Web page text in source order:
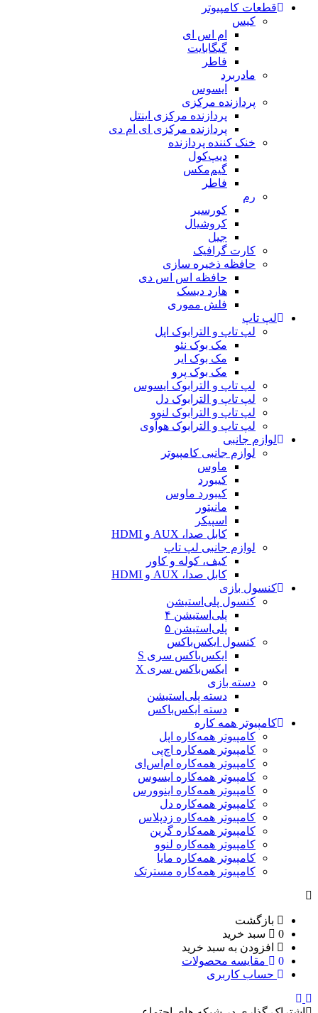
قطعات کامپیوتر
کیس
ام اس ای
گیگابایت
فاطر
مادربرد
ایسوس
پردازنده مرکزی
پردازنده مرکزی اینتل
پردازنده مرکزی ای ام دی
خنک کننده پردازنده
دیپ‌کول
گیم‌مکس
فاطر
رم
کورسیر
کروشیال
جیل
کارت گرافیک
حافظه ذخیره سازی
حافظه اس اس دی
هارد دیسک
فلش مموری
لپ تاپ
لپ تاپ و الترابوک اپل
مک بوک نئو
مک بوک ایر
مک بوک پرو
لپ تاپ و الترابوک ایسوس
لپ تاپ و الترابوک دل
لپ تاپ و الترابوک لنوو
لپ تاپ و الترابوک هوآوی
لوازم جانبی
لوازم جانبی کامپیوتر
ماوس
کیبورد
کیبورد ماوس
مانیتور
اسپیکر
کابل صدا، AUX و HDMI
لوازم جانبی لپ تاپ
کیف، کوله و کاور
کابل صدا، AUX و HDMI
کنسول بازی
کنسول پلی‌استیشن
پلی‌استیشن ۴
پلی‌استیشن ۵
کنسول ایکس‌باکس
ایکس‌باکس سری S
ایکس‌باکس سری X
دسته بازی
دسته پلی‌استیشن
دسته ایکس‌باکس
کامپیوتر همه کاره
کامپیوتر همه‌کاره اپل
کامپیوتر همه‌کاره اچ‌پی
کامپیوتر همه‌کاره ام‌اس‌ای
کامپیوتر همه‌کاره ایسوس
کامپیوتر همه‌کاره اینوورس
کامپیوتر همه‌کاره دل
کامپیوتر همه‌کاره زدپلاس
کامپیوتر همه‌کاره گرین
کامپیوتر همه‌کاره لنوو
کامپیوتر همه‌کاره مایا
کامپیوتر همه‌کاره مسترتک
بازگشت
0
سبد خرید
افزودن به سبد خرید
0
مقایسه محصولات
حساب کاربری